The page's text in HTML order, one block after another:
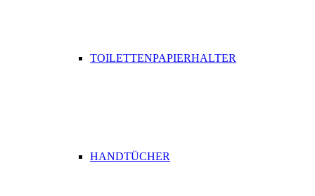
TOILETTENPAPIERHALTER
HANDTÜCHER